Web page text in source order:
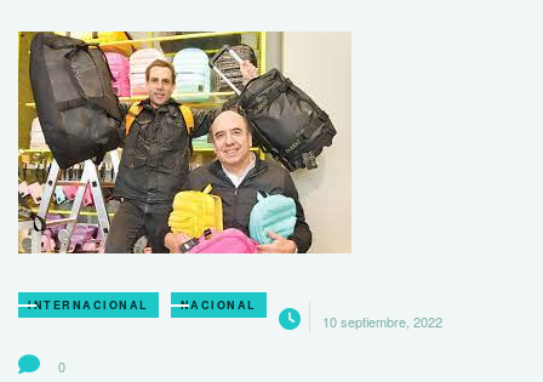
INTERNACIONAL NACIONAL
10 septiembre, 2022
0